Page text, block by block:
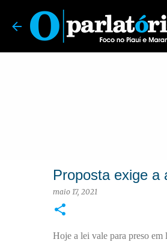
O Parlatório | Foco no
Proposta exige a
maio 17, 2021
Hoje a lei vale para preso